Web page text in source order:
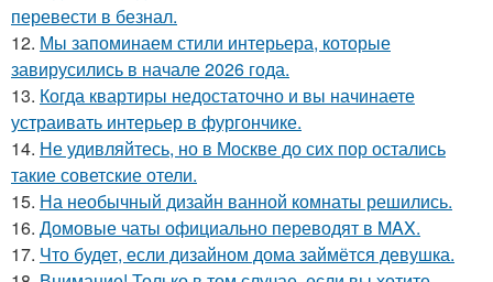
перевести в безнал.
12. Мы запоминаем стили интерьера, которые
завирусились в начале 2026 года.
13. Когда квартиры недостаточно и вы начинаете
устраивать интерьер в фургончике.
14. Не удивляйтесь, но в Москве до сих пор остались
такие советские отели.
15. На необычный дизайн ванной комнаты решились.
16. Домовые чаты официально переводят в MAX.
17. Что будет, если дизайном дома займётся девушка.